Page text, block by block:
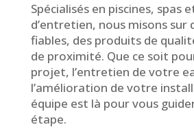
Spécialisés en piscines, spas
d’entretien, nous misons sur
fiables, des produits de
de proximité. Que ce soit
projet, l’entretien de votre
l’amélioration de votre
équipe est là pour vous
étape.